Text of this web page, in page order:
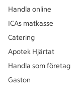
Handla online
ICAs matkasse
Catering
Apotek Hjärtat
Handla som företag
Gaston